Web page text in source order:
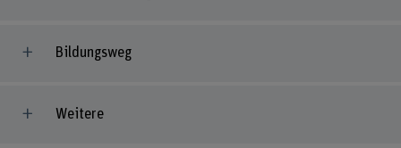
Bildungsweg
Weitere